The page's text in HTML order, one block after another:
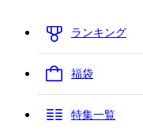
ランキング
福袋
特集一覧